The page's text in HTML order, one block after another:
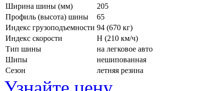
Ширина шины (мм)
205
Профиль (высота) шины
65
Индекс грузоподъемности 94 (670 кг)
Индекс скорости
H (210 км/ч)
Тип шины
на легковое авто
Шипы
нешипованная
Сезон
летняя резина